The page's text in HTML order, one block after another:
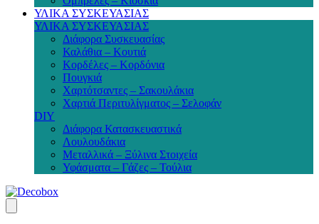
ΥΛΙΚΑ ΣΥΣΚΕΥΑΣΙΑΣ
ΥΛΙΚΑ ΣΥΣΚΕΥΑΣΙΑΣ
Διάφορα Συσκευασίας
Καλάθια – Κουτιά
Κορδέλες – Κορδόνια
Πουγκιά
Χαρτότσαντες – Σακουλάκια
Χαρτιά Περιτυλίγματος – Σελοφάν
DIY
Διάφορα Κατασκευαστικά
Λουλουδάκια
Μεταλλικά – Ξύλινα Στοιχεία
Υφάσματα – Γάζες – Τούλια